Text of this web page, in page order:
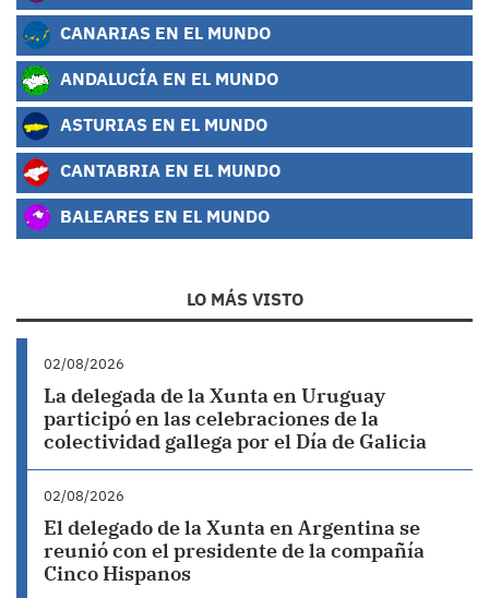
CANARIAS EN EL MUNDO
ANDALUCÍA EN EL MUNDO
ASTURIAS EN EL MUNDO
CANTABRIA EN EL MUNDO
BALEARES EN EL MUNDO
LO MÁS VISTO
02/08/2026
La delegada de la Xunta en Uruguay
participó en las celebraciones de la
colectividad gallega por el Día de Galicia
02/08/2026
El delegado de la Xunta en Argentina se
reunió con el presidente de la compañía
Cinco Hispanos